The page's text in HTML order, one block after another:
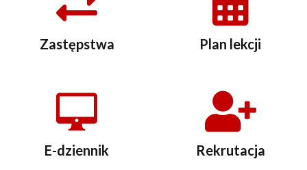
Zastępstwa Plan lekcji
E-dziennik Rekrutacja